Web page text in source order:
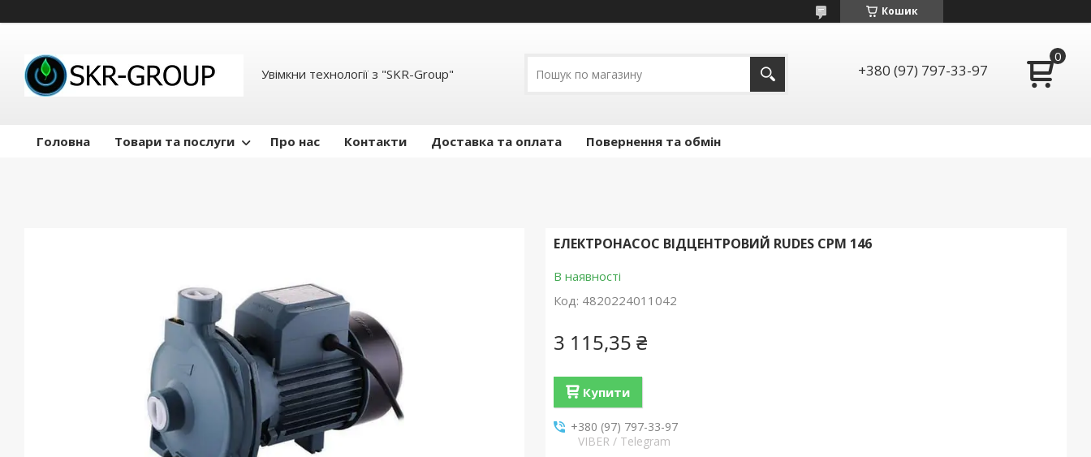
Кошик
Увімкни технології з "SKR-Group" +380 (97) 797-33-97
Головна Товари та послуги Про нас Контакти Доставка та оплата Повернення та обмін
ЕЛЕКТРОНАСОС ВІДЦЕНТРОВИЙ RUDES CPM 146
В наявності
Код: 4820224011042
3 115,35 ₴
Купити
+380 (97) 797-33-97
VIBER / Telegram